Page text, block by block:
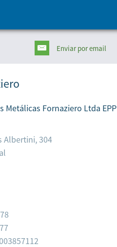
Enviarpor email
Metálicas Fornaziero Ltda EPP
Albertini, 304